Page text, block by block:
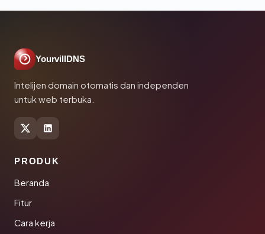
YourvillDNS
Intelijen domain otomatis dan independen
untuk web terbuka.
PRODUK
Beranda
Fitur
Cara kerja